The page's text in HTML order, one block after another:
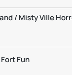
/ Misty Ville
Fun